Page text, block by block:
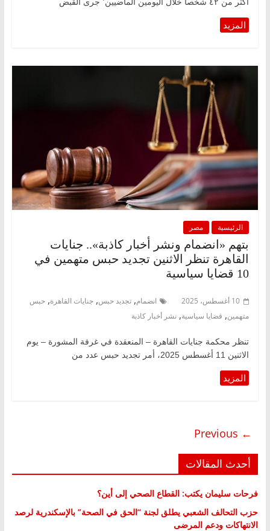
أكثر من ٤٢ شخصا خلال اليومين الماضيين٬ جرى القبض
الرئيسية مصر
بتهم «انضمام ونشر أخبار كاذبة».. جنايات
القاهرة تنظر الاثنين تجديد حبس متهمين في
10 قضايا سياسية
10 أغسطس، 2025 انضمام, تجديد حبس, جنايات القاهرة, حبس
متهمين, قضايا سياسية, نشر أخبار كاذبة
تنظر محكمة جنايات القاهرة – المنعقدة في غرفة المشورة – يوم
الاثنين 11 أغسطس 2025، أمر تجديد حبس عدد من
← Previous
أحدث المقالات
فرحات سليمان يكتب: القطاع الصحي إلى أين؟
حزب التحالف الشعبي يطلق لجنة “الحق في الصحة” بالإسكندرية لرصد
الانتهاكات ودعم المرضى